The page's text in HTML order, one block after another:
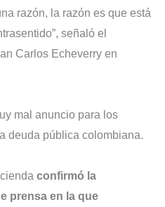
razón, la razón es que está
señaló el
Carlos Echeverry en
mal anuncio para los
deuda pública colombiana.
confirmó la
prensa en la que